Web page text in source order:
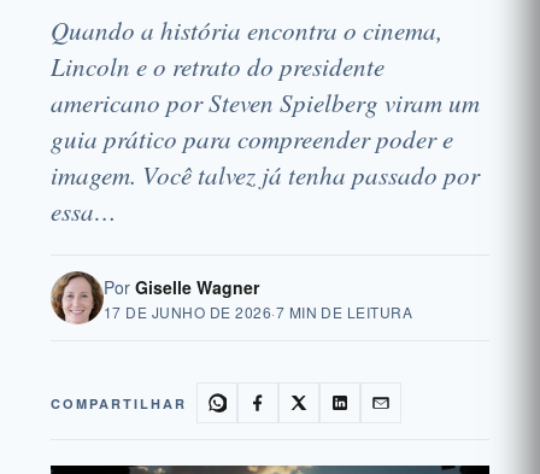
Quando a história encontra o cinema,
Lincoln e o retrato do presidente
americano por Steven Spielberg viram um
guia prático para compreender poder e
imagem. Você talvez já tenha passado por
essa…
Por Giselle Wagner
17 DE JUNHO DE 2026·7 MIN DE LEITURA
COMPARTILHAR